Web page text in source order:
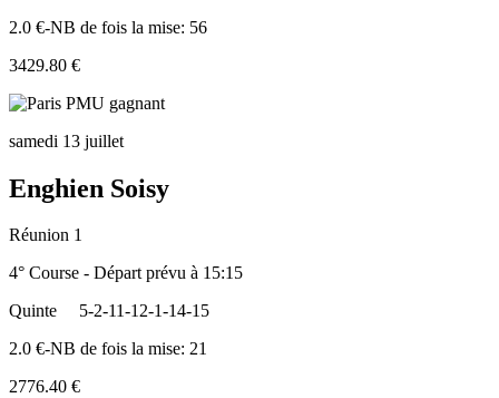
2.0 €-NB de fois la mise: 56
3429.80 €
samedi 13 juillet
Enghien Soisy
Réunion 1
4° Course - Départ prévu à 15:15
Quinte
5-2-11-12-1-14-15
2.0 €-NB de fois la mise: 21
2776.40 €